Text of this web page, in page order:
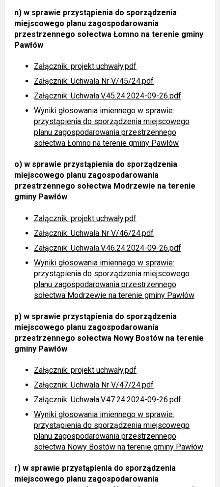
n) w sprawie przystąpienia do sporządzenia
miejscowego planu zagospodarowania
przestrzennego sołectwa Łomno na terenie gminy
Pawłów
Załącznik: projekt uchwały.pdf
Załącznik: Uchwała Nr V/45/24.pdf
Załącznik: Uchwała.V.45.24.2024-09-26.pdf
Wyniki głosowania imiennego w sprawie:
przystąpienia do sporządzenia miejscowego
planu zagospodarowania przestrzennego
sołectwa Łomno na terenie gminy Pawłów
o) w sprawie przystąpienia do sporządzenia
miejscowego planu zagospodarowania
przestrzennego sołectwa Modrzewie na terenie
gminy Pawłów
Załącznik: projekt uchwały.pdf
Załącznik: Uchwała Nr V/46/24.pdf
Załącznik: Uchwała.V.46.24.2024-09-26.pdf
Wyniki głosowania imiennego w sprawie:
przystąpienia do sporządzenia miejscowego
planu zagospodarowania przestrzennego
sołectwa Modrzewie na terenie gminy Pawłów
p) w sprawie przystąpienia do sporządzenia
miejscowego planu zagospodarowania
przestrzennego sołectwa Nowy Bostów na terenie
gminy Pawłów
Załącznik: projekt uchwały.pdf
Załącznik: Uchwała Nr V/47/24.pdf
Załącznik: Uchwała.V.47.24.2024-09-26.pdf
Wyniki głosowania imiennego w sprawie:
przystąpienia do sporządzenia miejscowego
planu zagospodarowania przestrzennego
sołectwa Nowy Bostów na terenie gminy Pawłów
r) w sprawie przystąpienia do sporządzenia
miejscowego planu zagospodarowania